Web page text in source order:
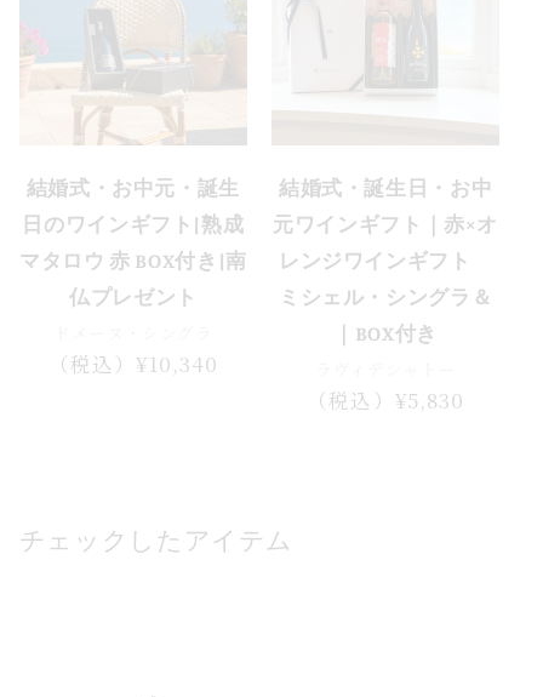
結婚式・お中元・誕生
日のワインギフト|熟成
マタロウ 赤 BOX付き|南
仏プレゼント
通（税込）¥10,340
結婚式・誕生日・お中
元ワインギフト｜赤×オ
レンジワインギフト
ミシェル・シングラ＆
｜BOX付き
通（税込）¥5,830
チェックしたアイテム